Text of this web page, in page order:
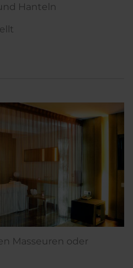
Hanteln
Masseuren oder